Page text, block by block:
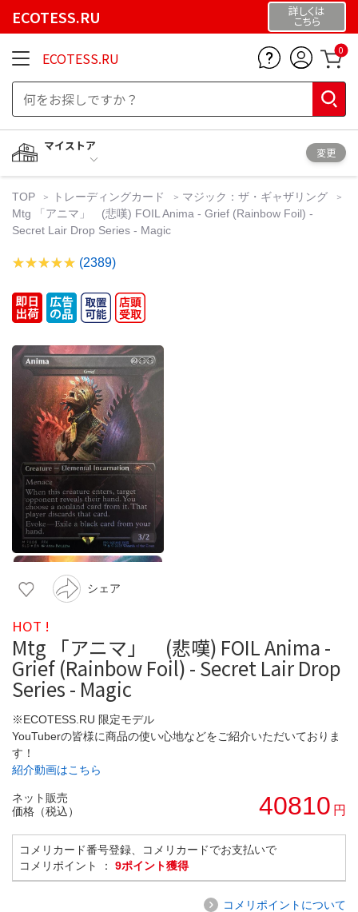
ECOTESS.RU 詳しくは
こちら
ECOTESS.RU 0
マイストア
変更
TOP トレーディングカード
マジック：ザ・ギャザリング
Mtg 「アニマ」 (悲嘆) FOIL Anima - Grief (Rainbow Foil) -
Secret Lair Drop Series - Magic
(2389)
シェア
HOT !
Mtg 「アニマ」 (悲嘆) FOIL Anima -
Grief (Rainbow Foil) - Secret Lair Drop
Series - Magic
※ECOTESS.RU 限定モデル
YouTuberの皆様に商品の使い心地などをご紹介いただいておりま
す！
紹介動画はこちら
ネット販売
価格（税込）
40810 円
コメリカード番号登録、コメリカードでお支払いで
コメリポイント ： 9ポイント獲得
コメリポイントについて